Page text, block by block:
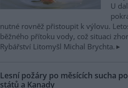
U
nutné rovněž přistoupit k výlovu.
běžného přítoku vody, což situaci
Rybářství Litomyšl Michal Brychta.
Lesní požáry po měsících sucha
států a Kanady